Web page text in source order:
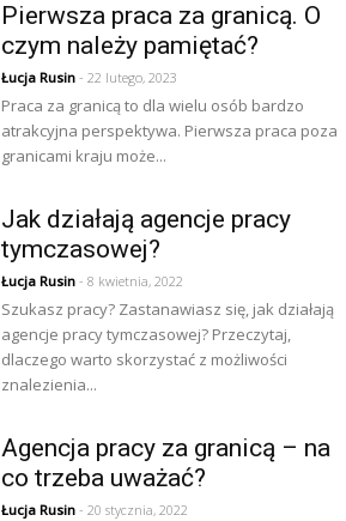
Pierwsza praca za granicą. O
czym należy pamiętać?
Łucja Rusin- 22 lutego, 2023
Praca za granicą to dla wielu osób bardzo
atrakcyjna perspektywa. Pierwsza praca poza
granicami kraju może...
Jak działają agencje pracy
tymczasowej?
Łucja Rusin- 8 kwietnia, 2022
Szukasz pracy? Zastanawiasz się, jak działają
agencje pracy tymczasowej? Przeczytaj,
dlaczego warto skorzystać z możliwości
znalezienia...
Agencja pracy za granicą – na
co trzeba uważać?
Łucja Rusin- 20 stycznia, 2022